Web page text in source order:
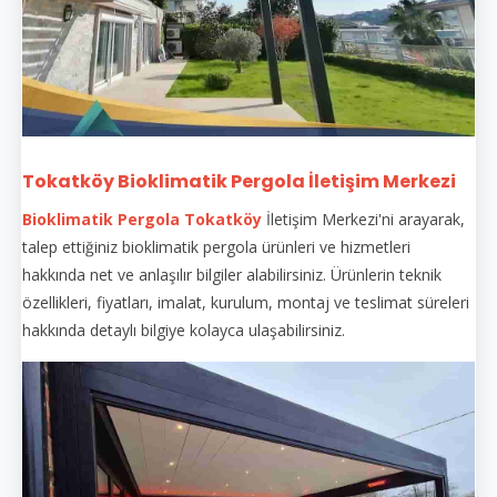
Tokatköy Bioklimatik Pergola İletişim Merkezi
Bioklimatik Pergola Tokatköy İletişim Merkezi'ni arayarak,
talep ettiğiniz bioklimatik pergola ürünleri ve hizmetleri
hakkında net ve anlaşılır bilgiler alabilirsiniz. Ürünlerin teknik
özellikleri, fiyatları, imalat, kurulum, montaj ve teslimat süreleri
hakkında detaylı bilgiye kolayca ulaşabilirsiniz.